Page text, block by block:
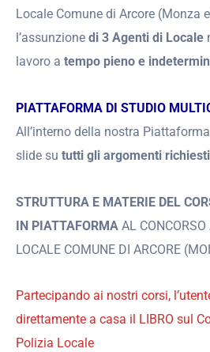
Locale Comune di Arcore (Monza
l’assunzione di 3 Agenti di Locale
lavoro a tempo pieno e
PIATTAFORMA DI STUDIO
All’interno della nostra
slide su tutti gli argomenti
STRUTTURA E MATERIE DEL
IN PIATTAFORMA AL
LOCALE COMUNE DI ARCORE
Partecipando ai nostri corsi,
direttamente a casa il LIBRO sul
Polizia Locale